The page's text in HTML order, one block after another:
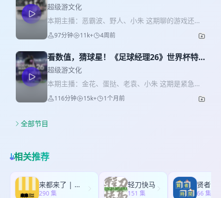
咒？EP02
超级游文化
本期主播：恶霸波、野人、小朱 这期聊的游戏还是
是由SE出品的悬疑冒险游戏《灵视异闻》的新作
——《灵视异闻 FILE38 伊势人鱼物语》的第二期，
议》跟这款新作同属一个系列，感兴趣的可以去搜
索购买～ 后期：小朱 加群请搜索播客公社老袁任意
社媒账号私信～
97分钟 11k+ 4周前
看数值，猜球星！《足球经理26》世界杯特
别版
超级游文化
本期主播：金花、蛋挞、老袁、小朱 这期是紧急加
塞，是金花斥巨资购买的《足球经理26》世界杯
版，这期的主播们都算不得资深球迷，但在这届世
116分钟 15k+ 1个月前
全部节目
相关推荐
来都来了 | 听了再走
290 集
轻刀快马
151 集
贤者时
66 集